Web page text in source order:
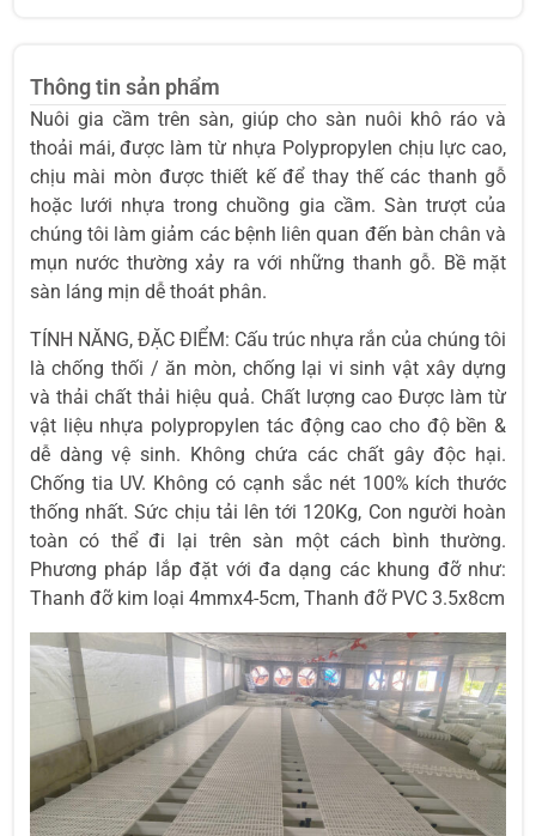
Thông tin sản phẩm
Nuôi gia cầm trên sàn, giúp cho sàn nuôi khô ráo và
thoải mái, được làm từ nhựa Polypropylen chịu lực cao,
chịu mài mòn được thiết kế để thay thế các thanh gỗ
hoặc lưới nhựa trong chuồng gia cầm. Sàn trượt của
chúng tôi làm giảm các bệnh liên quan đến bàn chân và
mụn nước thường xảy ra với những thanh gỗ. Bề mặt
sàn láng mịn dễ thoát phân.
TÍNH NĂNG, ĐẶC ĐIỂM: Cấu trúc nhựa rắn của chúng tôi
là chống thối / ăn mòn, chống lại vi sinh vật xây dựng
và thải chất thải hiệu quả. Chất lượng cao Được làm từ
vật liệu nhựa polypropylen tác động cao cho độ bền &
dễ dàng vệ sinh. Không chứa các chất gây độc hại.
Chống tia UV. Không có cạnh sắc nét 100% kích thước
thống nhất. Sức chịu tải lên tới 120Kg, Con người hoàn
toàn có thể đi lại trên sàn một cách bình thường.
Phương pháp lắp đặt với đa dạng các khung đỡ như:
Thanh đỡ kim loại 4mmx4-5cm, Thanh đỡ PVC 3.5x8cm